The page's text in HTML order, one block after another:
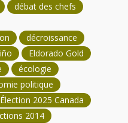
débat des chefs
décroissance
Eldorado Gold
écologie
politique
Élection 2025 Canada
2014